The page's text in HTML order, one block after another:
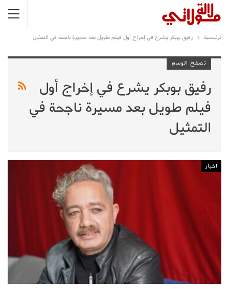
الرئيسية رفيق بوبكر يشرع في إخراج أول فيلم طويل بعد مسيرة ناجحة في التمثيل
تصفح الوسم
رفيق بوبكر يشرع في إخراج أول
فيلم طويل بعد مسيرة ناجحة في
التمثيل
اخبار